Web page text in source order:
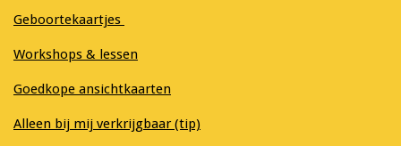
Geboortekaartjes
Workshops & lessen
Goedkope ansichtkaarten
Alleen bij mij verkrijgbaar (tip)